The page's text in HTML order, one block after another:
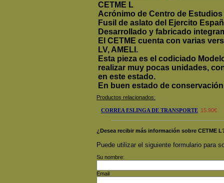
CETME L
Acrónimo de Centro de
Fusil de aslato del Ejercito
Desarrollado y fabricado
El CETME cuenta con varias
LV, AMELI.
Esta pieza es el codiciado
realizar muy pocas unidades,
en este estado.
En buen estado de
Productos relacionados:
CORREA ESLINGA DE TRANSPORTE 15.90€
¿Desea recibir más información sobre CETME
Puede utilizar el siguiente formulario para
Su nombre:
Email